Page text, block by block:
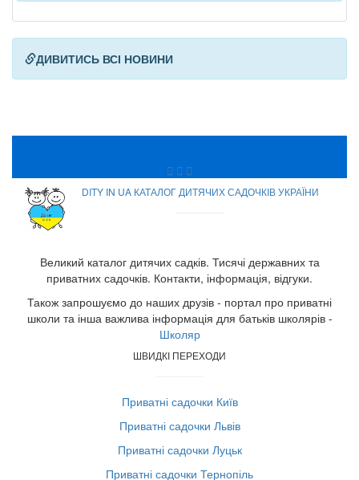
ДИВИТИСЬ ВСІ НОВИНИ
DITY IN UA КАТАЛОГ ДИТЯЧИХ САДОЧКІВ УКРАЇНИ
Великий каталог дитячих садків. Тисячі державних та
приватних садочків. Контакти, інформація, відгуки.
Також запрошуємо до наших друзів - портал про приватні
школи та інша важлива інформація для батьків школярів -
Школяр
ШВИДКІ ПЕРЕХОДИ
Приватні садочки Київ
Приватні садочки Львів
Приватні садочки Луцьк
Приватні садочки Тернопіль